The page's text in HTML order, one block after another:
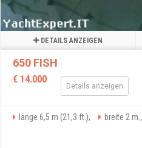
DETAILS ANZEIGEN
650 FISH
€ 14.000
Details anzeigen
länge 6,5 m.(21,3 ft.), breite 2 m.,